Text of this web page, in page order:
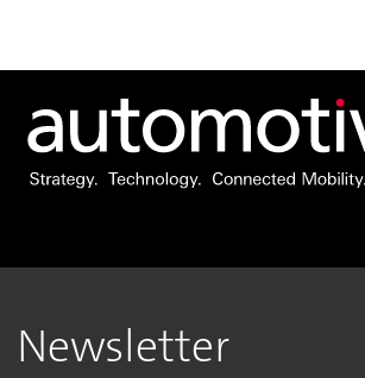
Newsletter